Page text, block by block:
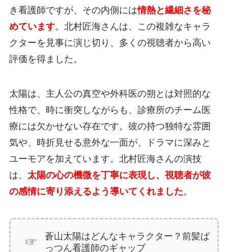
き看護師ですが、その内側には情熱と繊細さを秘
めています。北村匠海さんは、この複雑なキャラ
クターを見事に演じ切り、多くの視聴者から高い
評価を得ました。
太陽は、主人公の真空や外科医の朔とは対照的な
性格で、時に衝突しながらも、診療所のチーム医
療には欠かせない存在です。彼の持つ独特な雰囲
気や、時折見せる意外な一面が、ドラマに深みと
ユーモアを加えています。北村匠海さんの演技
は、 太陽の心の機微を丁寧に表現し、視聴者が彼
の感情に寄り添えるよう導いてくれました。
蒼山太陽はどんなキャラクター？前髪ぱ
っつん看護師のギャップ